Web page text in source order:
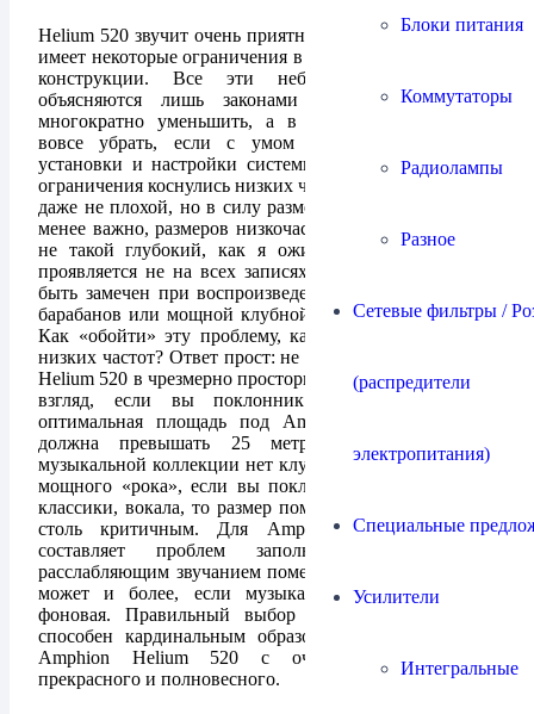
Блоки питания
Коммутаторы
Радиолампы
Разное
Сетевые фильтры /
(распредители
электропитания)
Специальные
Усилители
Интегральные
Helium 520 звучит очень приятно, но, тем не менее, он
имеет некоторые ограничения в силу своих размеров и
конструкции. Все эти небольшие ограничения
объясняются лишь законами физики, их можно
многократно уменьшить, а в некоторых случаях и
вовсе убрать, если с умом подойти к процессу
установки и настройки системы. Если конкретно, то
ограничения коснулись низких частот. Бас есть, и очень
даже не плохой, но в силу размеров колонок и, что не
менее важно, размеров низкочастотных динамиков, он
не такой глубокий, как я ожидал. Этот недостаток
проявляется не на всех записях, и в основном может
быть замечен при воспроизведении больших басовых
барабанов или мощной клубной электронной музыки.
Как «обойти» эту проблему, как повысить весомость
низких частот? Ответ прост: не стоит ставить Amphion
Helium 520 в чрезмерно просторное помещение, на мой
взгляд, если вы поклонник мощного баса, то
оптимальная площадь под Amphion Helium 520 не
должна превышать 25 метров. Если в вашей
музыкальной коллекции нет клубной электроники или
мощного «рока», если вы поклонник инструментала,
классики, вокала, то размер помещения становится не
столь критичным. Для Amphion Helium 520 не
составляет проблем заполнить приятным и
расслабляющим звучанием помещение до 40 метров, а
может и более, если музыка рассматривается как
фоновая. Правильный выбор размеров помещения,
способен кардинальным образом изменить звучание
Amphion Helium 520 с очень достойного до
прекрасного и полновесного.